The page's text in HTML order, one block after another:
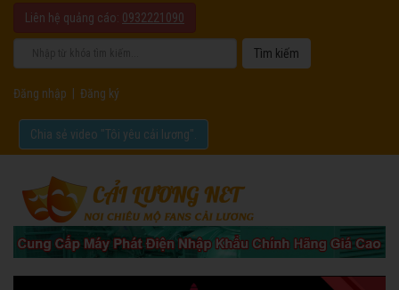
Liên hệ quảng cáo: 0932221090
Đăng nhập Đăng ký
Chia sẻ video "Tôi yêu cải lương".